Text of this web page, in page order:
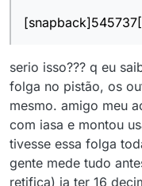
serio isso??? q eu
folga no pistão, os
mesmo. amigo meu
com iasa e montou
tivesse essa folga
gente mede tudo
retifica) ia ter 16